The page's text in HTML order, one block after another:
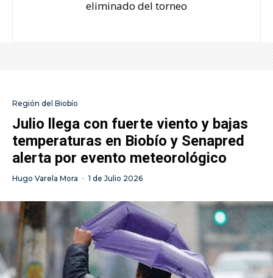
eliminado del torneo
Región del Biobío
Julio llega con fuerte viento y bajas
temperaturas en Biobío y Senapred
alerta por evento meteorológico
Hugo Varela Mora · 1 de Julio 2026